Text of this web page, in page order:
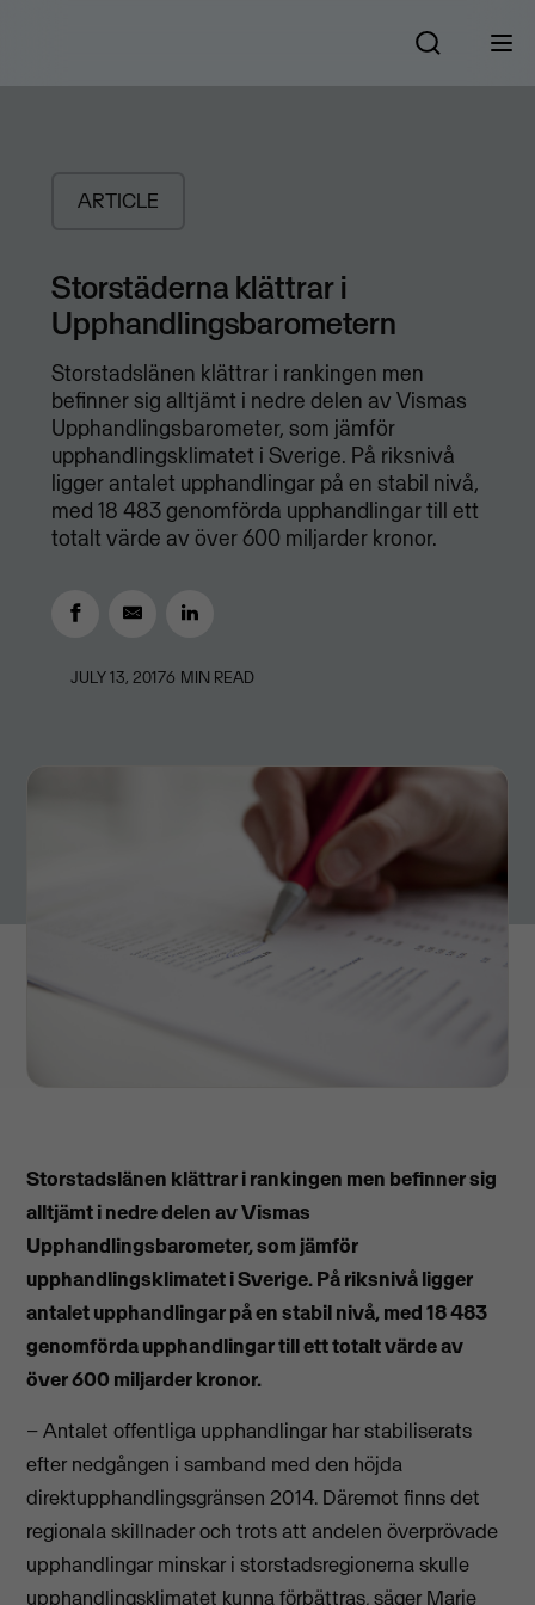
ARTICLE
Storstäderna klättrar i
Upphandlingsbarometern
Storstadslänen klättrar i rankingen men
befinner sig alltjämt i nedre delen av Vismas
Upphandlingsbarometer, som jämför
upphandlingsklimatet i Sverige. På riksnivå
ligger antalet upphandlingar på en stabil nivå,
med 18 483 genomförda upphandlingar till ett
totalt värde av över 600 miljarder kronor.
JULY 13, 20176 MIN READ
Storstadslänen klättrar i rankingen men befinner sig
alltjämt i nedre delen av Vismas
Upphandlingsbarometer, som jämför
upphandlingsklimatet i Sverige. På riksnivå ligger
antalet upphandlingar på en stabil nivå, med 18 483
genomförda upphandlingar till ett totalt värde av
över 600 miljarder kronor.
– Antalet offentliga upphandlingar har stabiliserats
efter nedgången i samband med den höjda
direktupphandlingsgränsen 2014. Däremot finns det
regionala skillnader och trots att andelen överprövade
upphandlingar minskar i storstadsregionerna skulle
upphandlingsklimatet kunna förbättras, säger Marie